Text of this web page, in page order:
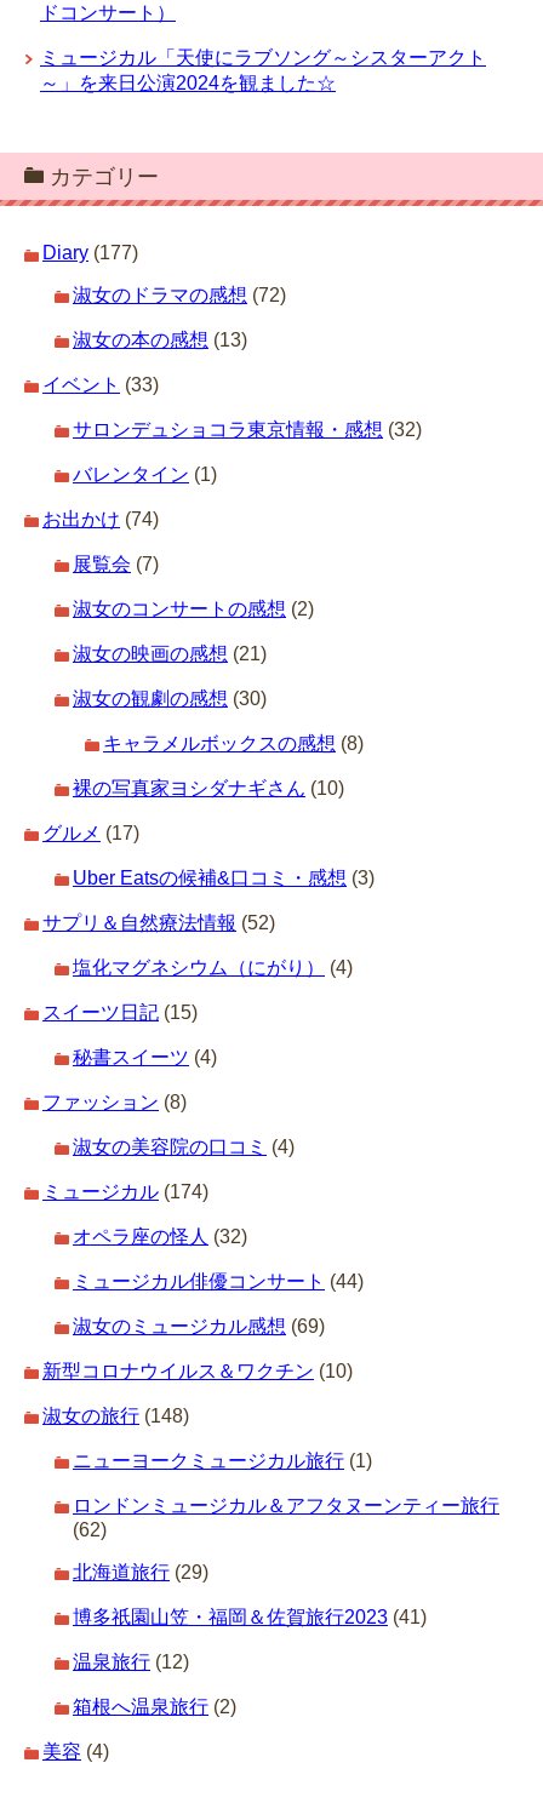
ドコンサート）
ミュージカル「天使にラブソング～シスターアクト
～」を来日公演2024を観ました☆
カテゴリー
Diary (177)
淑女のドラマの感想 (72)
淑女の本の感想 (13)
イベント (33)
サロンデュショコラ東京情報・感想 (32)
バレンタイン (1)
お出かけ (74)
展覧会 (7)
淑女のコンサートの感想 (2)
淑女の映画の感想 (21)
淑女の観劇の感想 (30)
キャラメルボックスの感想 (8)
裸の写真家ヨシダナギさん (10)
グルメ (17)
Uber Eatsの候補&口コミ・感想 (3)
サプリ＆自然療法情報 (52)
塩化マグネシウム（にがり） (4)
スイーツ日記 (15)
秘書スイーツ (4)
ファッション (8)
淑女の美容院の口コミ (4)
ミュージカル (174)
オペラ座の怪人 (32)
ミュージカル俳優コンサート (44)
淑女のミュージカル感想 (69)
新型コロナウイルス＆ワクチン (10)
淑女の旅行 (148)
ニューヨークミュージカル旅行 (1)
ロンドンミュージカル＆アフタヌーンティー旅行
(62)
北海道旅行 (29)
博多祇園山笠・福岡＆佐賀旅行2023 (41)
温泉旅行 (12)
箱根へ温泉旅行 (2)
美容 (4)